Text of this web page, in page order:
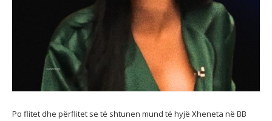
Po flitet dhe përflitet se të shtunen mund të hyjë Xheneta në BB